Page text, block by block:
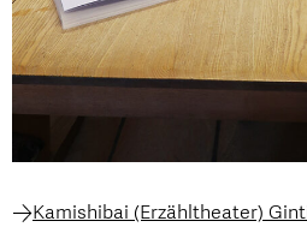
Kamishibai (Erzähltheater)